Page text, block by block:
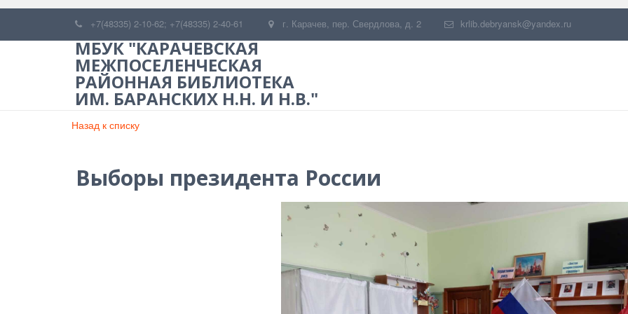
+7(48335) 2-10-62; +7(48335) 2-40-61 г. Карачев, пер. Свердлова, д. 2 krlib.debryansk@yandex.ru
МБУК "КАРАЧЕВСКАЯ
МЕЖПОСЕЛЕНЧЕСКАЯ
РАЙОННАЯ БИБЛИОТЕКА
ИМ. БАРАНСКИХ Н.Н. И Н.В."
Назад к списку
Выборы президента России